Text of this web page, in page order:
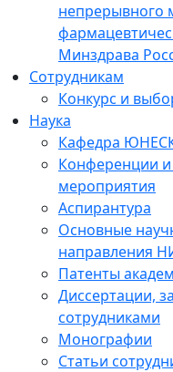
непрерывного
Минздрава
Сотрудникам
Конкурс и
Наука
Кафедра
Конференции и
мероприятия
Аспирантура
Основные
направления
Патенты
Диссертации,
сотрудниками
Монографии
Статьи